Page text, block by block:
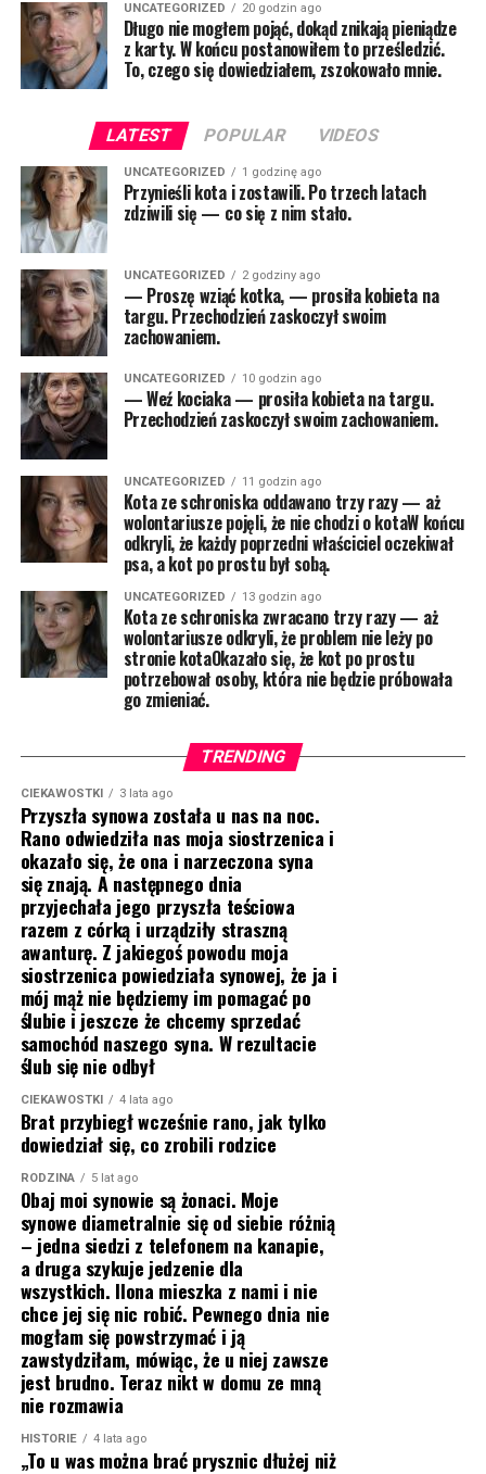
UNCATEGORIZED 20 godzin ago
Długo nie mogłem pojąć, dokąd znikają pieniądze
z karty. W końcu postanowiłem to prześledzić.
To, czego się dowiedziałem, zszokowało mnie.
LATEST POPULAR VIDEOS
UNCATEGORIZED 1 godzinę ago
Przynieśli kota i zostawili. Po trzech latach
zdziwili się — co się z nim stało.
UNCATEGORIZED 2 godziny ago
— Proszę wziąć kotka, — prosiła kobieta na
targu. Przechodzień zaskoczył swoim
zachowaniem.
UNCATEGORIZED 10 godzin ago
— Weź kociaka — prosiła kobieta na targu.
Przechodzień zaskoczył swoim zachowaniem.
UNCATEGORIZED 11 godzin ago
Kota ze schroniska oddawano trzy razy — aż
wolontariusze pojęli, że nie chodzi o kotaW końcu
odkryli, że każdy poprzedni właściciel oczekiwał
psa, a kot po prostu był sobą.
UNCATEGORIZED 13 godzin ago
Kota ze schroniska zwracano trzy razy — aż
wolontariusze odkryli, że problem nie leży po
stronie kotaOkazało się, że kot po prostu
potrzebował osoby, która nie będzie próbowała
go zmieniać.
TRENDING
CIEKAWOSTKI 3 lata ago
Przyszła synowa została u nas na noc.
Rano odwiedziła nas moja siostrzenica i
okazało się, że ona i narzeczona syna
się znają. A następnego dnia
przyjechała jego przyszła teściowa
razem z córką i urządziły straszną
awanturę. Z jakiegoś powodu moja
siostrzenica powiedziała synowej, że ja i
mój mąż nie będziemy im pomagać po
ślubie i jeszcze że chcemy sprzedać
samochód naszego syna. W rezultacie
ślub się nie odbył
CIEKAWOSTKI 4 lata ago
Brat przybiegł wcześnie rano, jak tylko
dowiedział się, co zrobili rodzice
RODZINA 5 lat ago
Obaj moi synowie są żonaci. Moje
synowe diametralnie się od siebie różnią
– jedna siedzi z telefonem na kanapie,
a druga szykuje jedzenie dla
wszystkich. Ilona mieszka z nami i nie
chce jej się nic robić. Pewnego dnia nie
mogłam się powstrzymać i ją
zawstydziłam, mówiąc, że u niej zawsze
jest brudno. Teraz nikt w domu ze mną
nie rozmawia
HISTORIE 4 lata ago
„To u was można brać prysznic dłużej niż